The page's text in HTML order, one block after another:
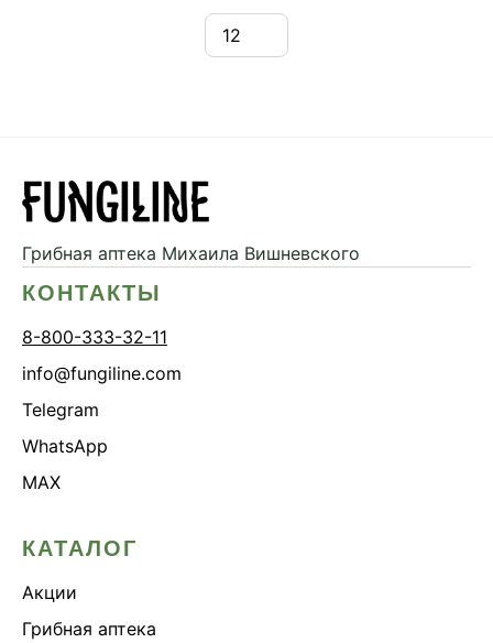
Грибная аптека Михаила Вишневского
КОНТАКТЫ
8-800-333-32-11
info@fungiline.com
Telegram
WhatsApp
MAX
КАТАЛОГ
Акции
Грибная аптека